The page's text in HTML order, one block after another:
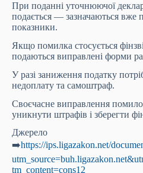
При поданні уточнюючої
подається — зазначаються вже
показники.
Якщо помилка стосується
подаються виправлені форми
У разі заниження податку
недоплату та самоштраф.
Своєчасне виправлення
уникнути штрафів і зберегти
Джерело
➡️https://ips.ligazakon.net/
tm_content=cons12